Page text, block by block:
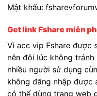
Mật khẩu:
Get link Fshare miễn
Vì acc vip Fshare được
nên đôi lúc không
nhiều người sử dụng
không đăng nhập được
có thể dùng trang web